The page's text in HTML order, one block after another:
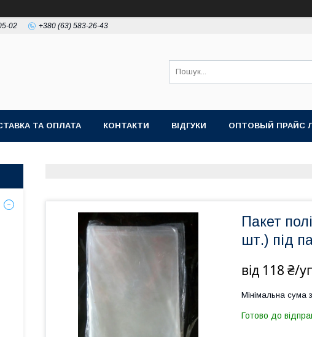
02 +380 (63) 583-26-43
ТА ОПЛАТА КОНТАКТИ ВІДГУКИ ОПТОВЫЙ ПРАЙС
Пакет
шт.) під
від 118 ₴/
Мінімальна сума
Готово до